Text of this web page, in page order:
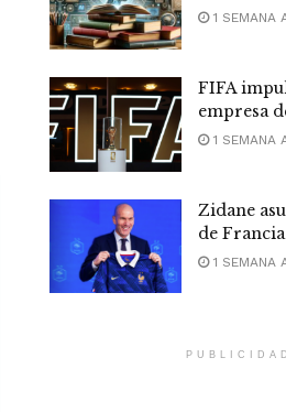
1 SEMANA
FIFA
empresa
1 SEMANA
Zidane
de Francia
1 SEMANA
PUBLICIDAD